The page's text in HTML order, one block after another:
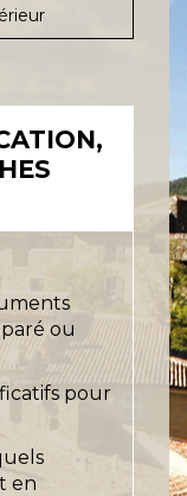
ou
pour
en